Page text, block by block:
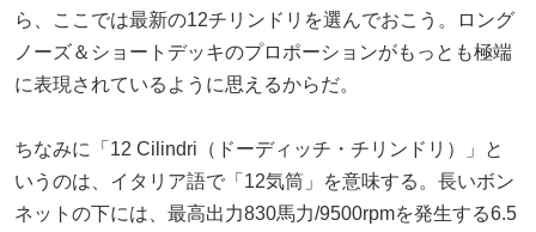
ら、ここでは最新の12チリンドリを選んでおこう。ロング
ノーズ＆ショートデッキのプロポーションがもっとも極端
に表現されているように思えるからだ。
ちなみに「12 Cilindri（ドーディッチ・チリンドリ）」と
いうのは、イタリア語で「12気筒」を意味する。長いボン
ネットの下には、最高出力830馬力/9500rpmを発生する6.5